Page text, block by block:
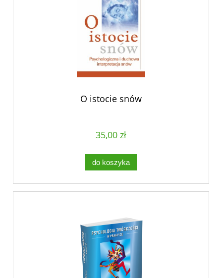
O istocie snów
35,00 zł
do koszyka